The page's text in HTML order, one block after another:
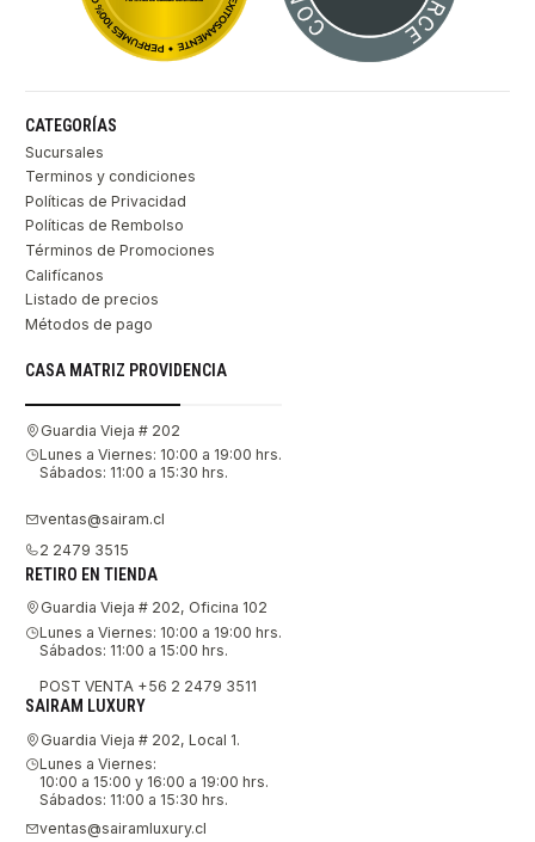
CATEGORÍAS
Sucursales
Terminos y condiciones
Políticas de Privacidad
Políticas de Rembolso
Términos de Promociones
Califícanos
Listado de precios
Métodos de pago
CASA MATRIZ PROVIDENCIA
Guardia Vieja # 202
Lunes a Viernes: 10:00 a 19:00 hrs.
Sábados: 11:00 a 15:30 hrs.
ventas@sairam.cl
2 2479 3515
RETIRO EN TIENDA
Guardia Vieja # 202, Oficina 102
Lunes a Viernes: 10:00 a 19:00 hrs.
Sábados: 11:00 a 15:00 hrs.
POST VENTA +56 2 2479 3511
SAIRAM LUXURY
Guardia Vieja # 202, Local 1.
Lunes a Viernes:
10:00 a 15:00 y 16:00 a 19:00 hrs.
Sábados: 11:00 a 15:30 hrs.
ventas@sairamluxury.cl